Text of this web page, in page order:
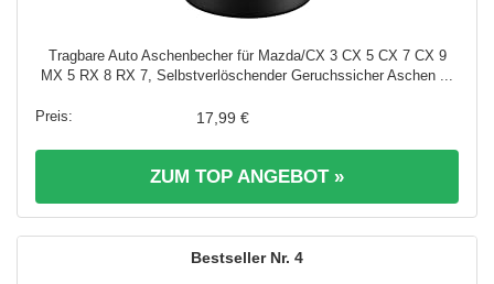
Tragbare Auto Aschenbecher für Mazda/CX 3 CX 5 CX 7 CX 9
MX 5 RX 8 RX 7, Selbstverlöschender Geruchssicher Aschen ...
17,99 €
ZUM TOP ANGEBOT »
4